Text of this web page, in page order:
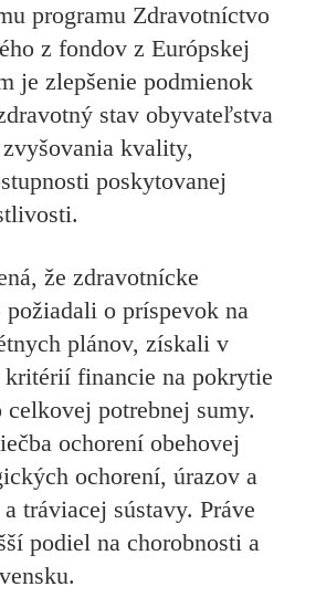
programu Zdravotníctvo
z fondov z Európskej
je zlepšenie podmienok
stav obyvateľstva
kvality,
poskytovanej
že zdravotnícke
požiadali o príspevok na
plánov, získali v
kritérií financie na pokrytie
potrebnej sumy.
ochorení obehovej
ochorení, úrazov a
tráviacej sústavy. Práve
podiel na chorobnosti a